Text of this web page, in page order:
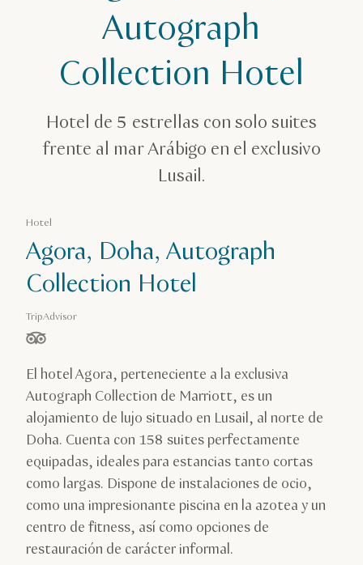
Agora, Doha, Autograph Collection Hotel
Autograph
Collection Hotel
Hotel de 5 estrellas con solo suites
frente al mar Arábigo en el exclusivo
Lusail.
Hotel
Agora, Doha, Autograph
Collection Hotel
TripAdvisor
estrella(s) de 5 en función de
El hotel Agora, perteneciente a la exclusiva
Autograph Collection de Marriott, es un
alojamiento de lujo situado en Lusail, al norte de
Doha. Cuenta con 158 suites perfectamente
equipadas, ideales para estancias tanto cortas
como largas. Dispone de instalaciones de ocio,
como una impresionante piscina en la azotea y un
centro de fitness, así como opciones de
restauración de carácter informal.